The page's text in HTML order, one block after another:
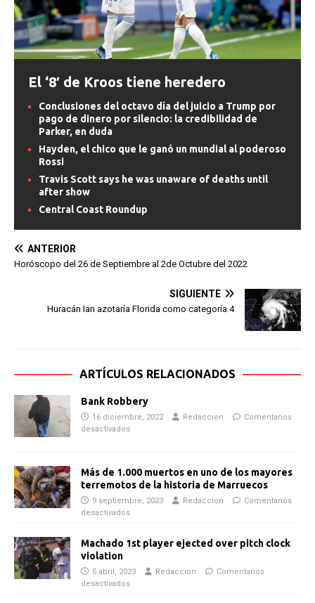
El ‘8′ de Kroos tiene heredero
Conclusiones del octavo día del juicio a Trump por
pago de dinero por silencio: la credibilidad de
Parker, en duda
Hayden, el chico que le ganó un mundial al poderoso
Rossi
Travis Scott says he was unaware of deaths until
after show
Central Coast Roundup
ANTERIOR
Horóscopo del 26 de Septiembre al 2de Octubre del 2022
SIGUIENTE
Huracán Ian azotaría Florida como categoría 4
ARTÍCULOS RELACIONADOS
Bank Robbery
16 diciembre, 2022 Redaccion
Comentarios
desactivados
Más de 1.000 muertos en uno de los mayores
terremotos de la historia de Marruecos
9 septiembre, 2023 Redaccion
Comentarios
desactivados
Machado 1st player ejected over pitch clock
violation
5 abril, 2023 Redaccion
Comentarios
desactivados